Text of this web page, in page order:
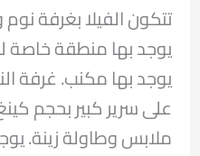
تتكون الفيلا بغرفة
يوجد بها منطقة خاصة
يوجد بها مكنب. غرفة
على سرير كبير بحجم
ملابس وطاولة زينة.